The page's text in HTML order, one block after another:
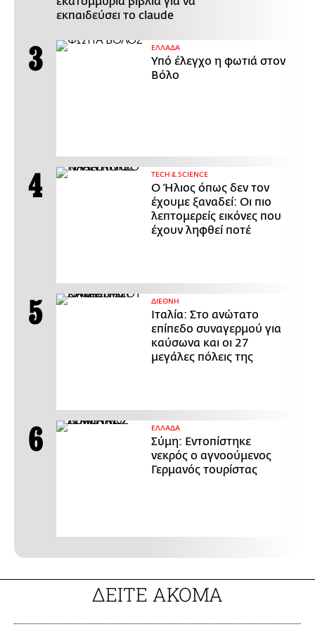
εκπαιδεύσει το claude
ΕΛΛΑΔΑ
Υπό έλεγχο η φωτιά στον
Βόλο
ΤECH & SCIENCE
Ο Ήλιος όπως δεν τον
έχουμε ξαναδεί: Οι πιο
λεπτομερείς εικόνες που
έχουν ληφθεί ποτέ
ΔΙΕΘΝΗ
Ιταλία: Στο ανώτατο
επίπεδο συναγερμού για
καύσωνα και οι 27
μεγάλες πόλεις της
ΕΛΛΑΔΑ
Σύμη: Εντοπίστηκε
νεκρός ο αγνοούμενος
Γερμανός τουρίστας
ΔΕΙΤΕ ΑΚΟΜΑ